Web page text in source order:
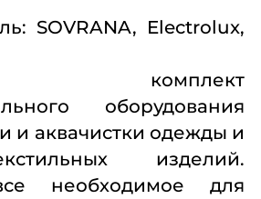
и
SOVRANA, Electrolux,
комплект
оборудования
и аквачистки одежды и
изделий.
необходимое для